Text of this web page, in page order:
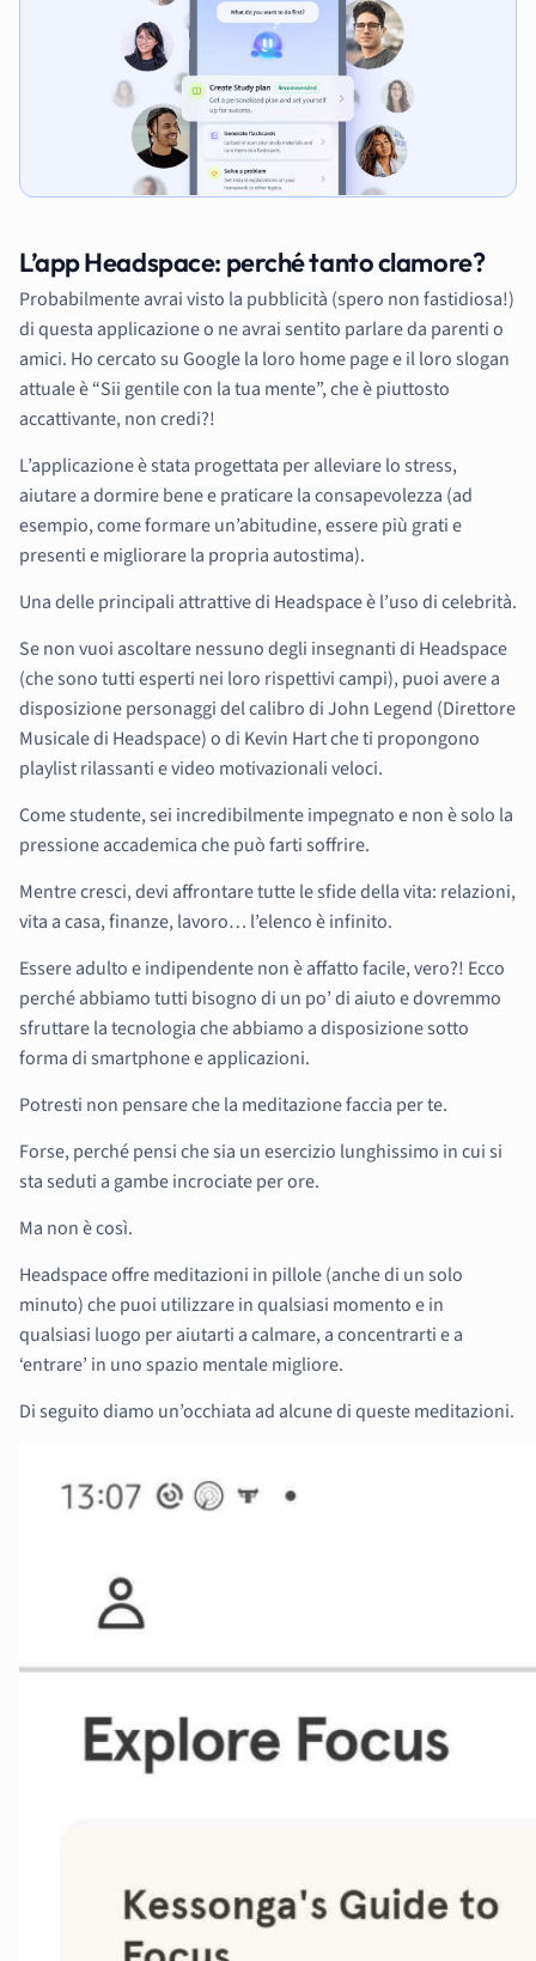
L’app Headspace: perché tanto clamore?
Probabilmente avrai visto la pubblicità (spero non fastidiosa!)
di questa applicazione o ne avrai sentito parlare da parenti o
amici. Ho cercato su Google la loro home page e il loro slogan
attuale è “Sii gentile con la tua mente”, che è piuttosto
accattivante, non credi?!
L’applicazione è stata progettata per alleviare lo stress,
aiutare a dormire bene e praticare la consapevolezza (ad
esempio, come formare un’abitudine, essere più grati e
presenti e migliorare la propria autostima).
Una delle principali attrattive di Headspace è l’uso di celebrità.
Se non vuoi ascoltare nessuno degli insegnanti di Headspace
(che sono tutti esperti nei loro rispettivi campi), puoi avere a
disposizione personaggi del calibro di John Legend (Direttore
Musicale di Headspace) o di Kevin Hart che ti propongono
playlist rilassanti e video motivazionali veloci.
Come studente, sei incredibilmente impegnato e non è solo la
pressione accademica che può farti soffrire.
Mentre cresci, devi affrontare tutte le sfide della vita: relazioni,
vita a casa, finanze, lavoro… l’elenco è infinito.
Essere adulto e indipendente non è affatto facile, vero?! Ecco
perché abbiamo tutti bisogno di un po’ di aiuto e dovremmo
sfruttare la tecnologia che abbiamo a disposizione sotto
forma di smartphone e applicazioni.
Potresti non pensare che la meditazione faccia per te.
Forse, perché pensi che sia un esercizio lunghissimo in cui si
sta seduti a gambe incrociate per ore.
Ma non è così.
Headspace offre meditazioni in pillole (anche di un solo
minuto) che puoi utilizzare in qualsiasi momento e in
qualsiasi luogo per aiutarti a calmare, a concentrarti e a
‘entrare’ in uno spazio mentale migliore.
Di seguito diamo un’occhiata ad alcune di queste meditazioni.